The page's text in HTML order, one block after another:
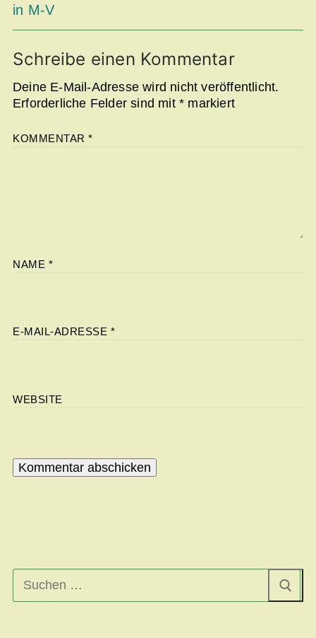
in M-V
Schreibe einen Kommentar
Deine E-Mail-Adresse wird nicht veröffentlicht.
Erforderliche Felder sind mit * markiert
KOMMENTAR *
NAME *
E-MAIL-ADRESSE *
WEBSITE
nach: